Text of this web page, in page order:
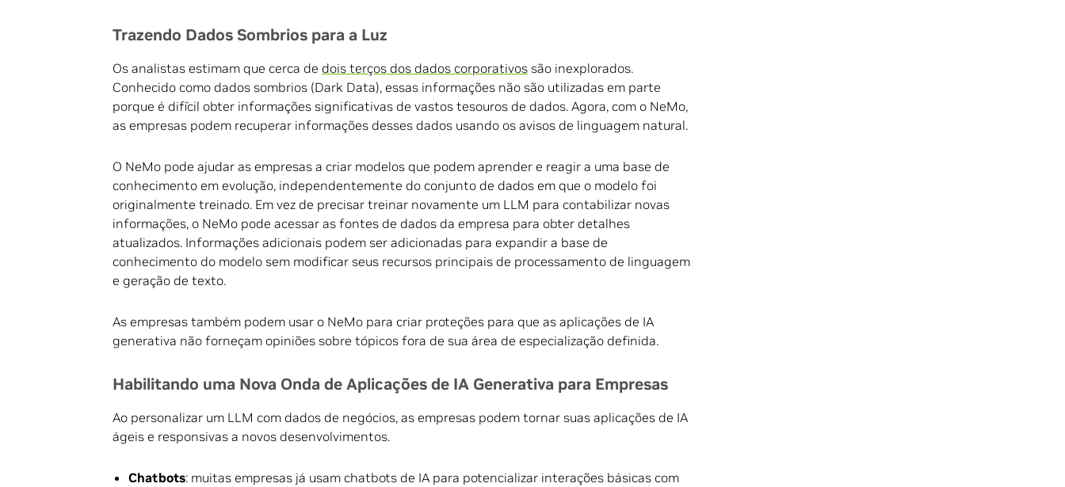
Trazendo Dados Sombrios para a Luz
Os analistas estimam que cerca de dois terços dos dados corporativos são inexplorados.
Conhecido como dados sombrios (Dark Data), essas informações não são utilizadas em parte
porque é difícil obter informações significativas de vastos tesouros de dados. Agora, com o NeMo,
as empresas podem recuperar informações desses dados usando os avisos de linguagem natural.
O NeMo pode ajudar as empresas a criar modelos que podem aprender e reagir a uma base de
conhecimento em evolução, independentemente do conjunto de dados em que o modelo foi
originalmente treinado. Em vez de precisar treinar novamente um LLM para contabilizar novas
informações, o NeMo pode acessar as fontes de dados da empresa para obter detalhes
atualizados. Informações adicionais podem ser adicionadas para expandir a base de
conhecimento do modelo sem modificar seus recursos principais de processamento de linguagem
e geração de texto.
As empresas também podem usar o NeMo para criar proteções para que as aplicações de IA
generativa não forneçam opiniões sobre tópicos fora de sua área de especialização definida.
Habilitando uma Nova Onda de Aplicações de IA Generativa para Empresas
Ao personalizar um LLM com dados de negócios, as empresas podem tornar suas aplicações de IA
ágeis e responsivas a novos desenvolvimentos.
Chatbots: muitas empresas já usam chatbots de IA para potencializar interações básicas com